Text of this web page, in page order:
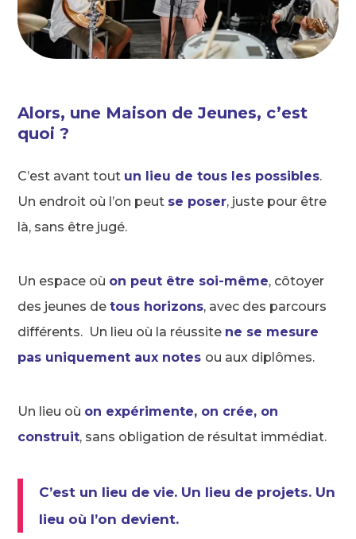
Alors, une Maison de Jeunes, c’est
quoi ?
C’est avant tout un lieu de tous les possibles.
Un endroit où l’on peut se poser, juste pour être
là, sans être jugé.
Un espace où on peut être soi-même, côtoyer
des jeunes detous horizons, avec des parcours
différents. Un lieu où la réussite ne se mesure
pas uniquement aux notes ou aux diplômes.
Un lieu où on expérimente, on crée, on
construit, sans obligation de résultat immédiat.
C’est un lieu de vie. Un lieu de projets. Un
lieu où l’on devient.